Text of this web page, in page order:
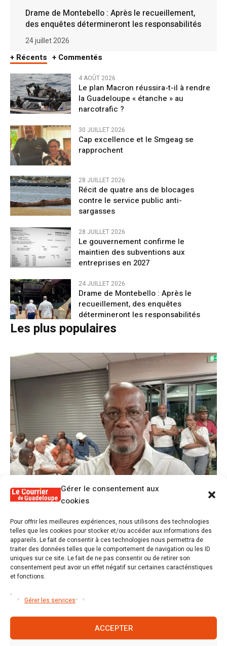
Gérer le consentement aux
cookies
Pour offrir les meilleures expériences, nous utilisons des technologies
telles que les cookies pour stocker et/ou accéder aux informations des
appareils. Le fait de consentir à ces technologies nous permettra de
traiter des données telles que le comportement de navigation ou les ID
uniques sur ce site. Le fait de ne pas consentir ou de retirer son
consentement peut avoir un effet négatif sur certaines caractéristiques
et fonctions.
Gérer les services
ACCEPTER
Drame de Montebello : Après le recueillement,
des enquêtes détermineront les responsabilités
24 juillet 2026
+ Récents + Commentés
4 AOÛT 2026
Le plan Macron réussira-t-il à rendre
la Guadeloupe « étanche » au
narcotrafic ?
30 JUILLET 2026
Cap excellence et le Smgeag se
rapprochent
28 JUILLET 2026
Récit de quatre ans de blocages
contre le service public anti-
sargasses
28 JUILLET 2026
Le gouvernement confirme le
maintien des subventions aux
entreprises en 2027
24 JUILLET 2026
Drame de Montebello : Après le
recueillement, des enquêtes
détermineront les responsabilités
Les plus populaires
1 Alex Lollia : « Cédric Cornet développait
une forme de populisme qui aurait pu se
transformer en macoutisme »
2